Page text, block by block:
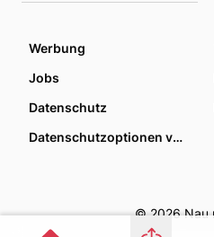
Werbung
Jobs
Datenschutz
Datenschutzoptionen verwalten
© 2026 Nau